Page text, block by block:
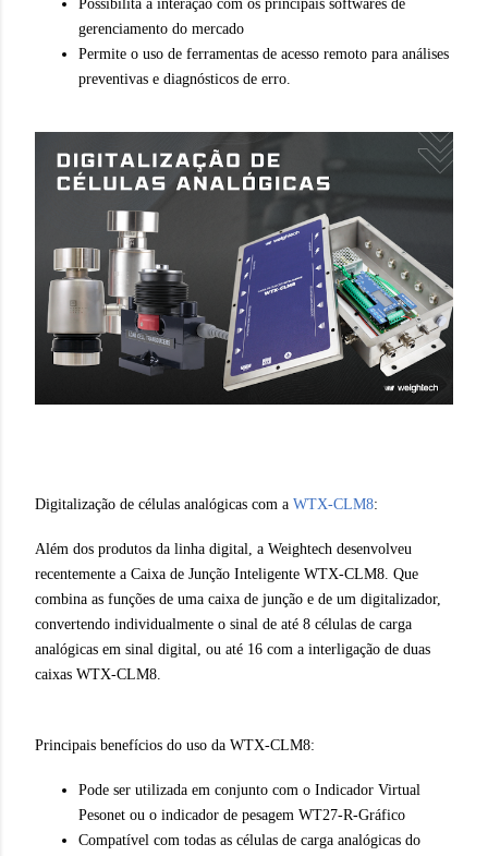
Possibilita a interação com os principais softwares de
gerenciamento do mercado
Permite o uso de ferramentas de acesso remoto para análises
preventivas e diagnósticos de erro.
Digitalização de células analógicas com a WTX-CLM8:
Além dos produtos da linha digital, a Weightech desenvolveu
recentemente a Caixa de Junção Inteligente WTX-CLM8. Que
combina as funções de uma caixa de junção e de um digitalizador,
convertendo individualmente o sinal de até 8 células de carga
analógicas em sinal digital, ou até 16 com a interligação de duas
caixas WTX-CLM8.
Principais benefícios do uso da WTX-CLM8:
Pode ser utilizada em conjunto com o Indicador Virtual
Pesonet ou o indicador de pesagem WT27-R-Gráfico
Compatível com todas as células de carga analógicas do